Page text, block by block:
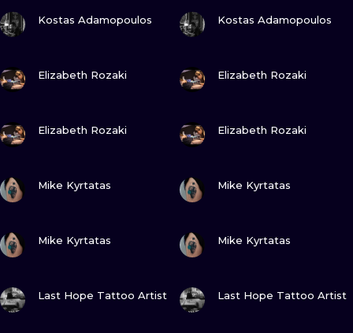
Kostas Adamopoulos Kostas Adamopoulos
Elizabeth Rozaki Elizabeth Rozaki
Elizabeth Rozaki Elizabeth Rozaki
Mike Kyrtatas Mike Kyrtatas
Mike Kyrtatas Mike Kyrtatas
Last Hope Tattoo Artist Last Hope Tattoo Artist